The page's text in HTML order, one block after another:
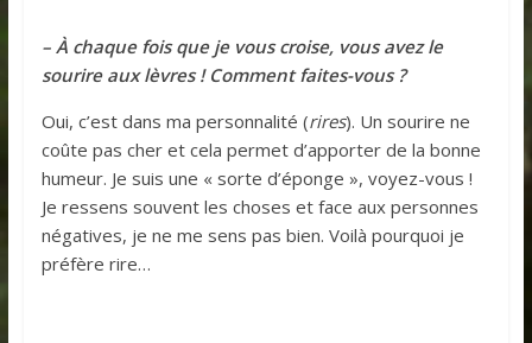
– À chaque fois que je vous croise, vous avez le
sourire aux lèvres ! Comment faites-vous ?
Oui, c’est dans ma personnalité (rires). Un sourire ne
coûte pas cher et cela permet d’apporter de la bonne
humeur. Je suis une « sorte d’éponge », voyez-vous !
Je ressens souvent les choses et face aux personnes
négatives, je ne me sens pas bien. Voilà pourquoi je
préfère rire…